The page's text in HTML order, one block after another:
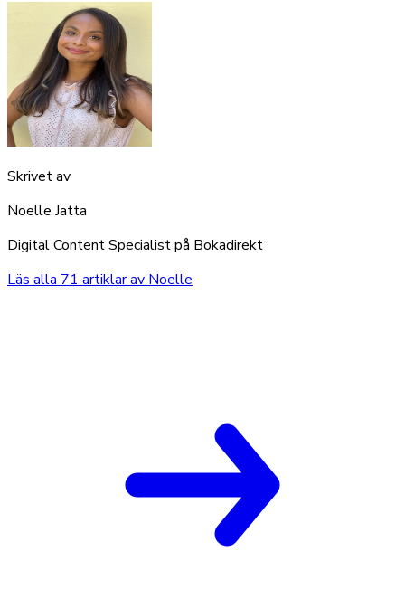
Skrivet av
Noelle Jatta
Digital Content Specialist på Bokadirekt
Läs alla 71 artiklar av Noelle